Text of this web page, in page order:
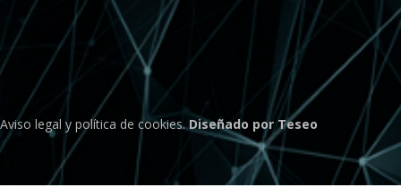
Aviso legal y política de cookies.Diseñado por Teseo